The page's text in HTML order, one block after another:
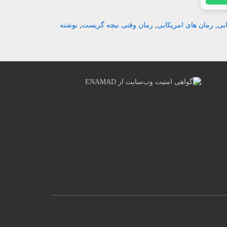
, رمان های امریکایی, رمان وقتی نیچه گریست, نوشته